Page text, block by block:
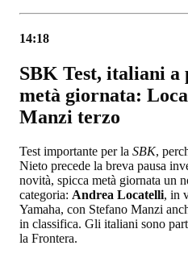
14:18
SBK Test, italiani
metà giornata:
Manzi terzo
Test importante per la SBK,
Nieto precede la breva pausa
novità, spicca metà giornata un
categoria: Andrea Locatelli, in
Yamaha, con Stefano Manzi
in classifica. Gli italiani sono
la Frontera.